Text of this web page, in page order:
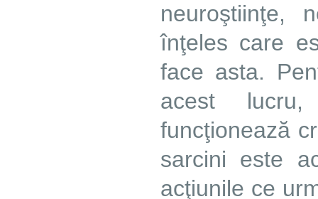
neuroştiinţe,
înţeles care
face asta.
acest
funcţionează
sarcini este
acţiunile ce